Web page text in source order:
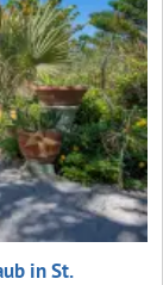
in St.